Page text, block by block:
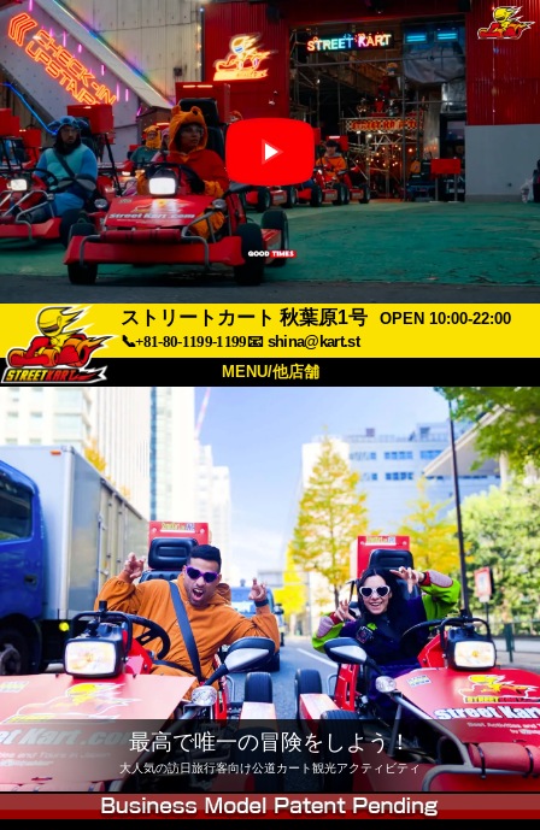
ストリートカート 秋葉原1号
OPEN 10:00-22:00
📞+81-80-1199-1199📧 shina@kart.st
MENU/他店舗
概要 価格
アクセス FAQ
会社 予約
他店舗
東京 品川 東京 秋葉原 #1
東京 秋葉原 #2 東京 渋谷
東京 渋谷アネックス 東京ベイ
東京 浅草 大阪
沖縄
最高で唯一の冒険をしよう！
大人気の訪日旅行客向け公道カート観光アクティビティ